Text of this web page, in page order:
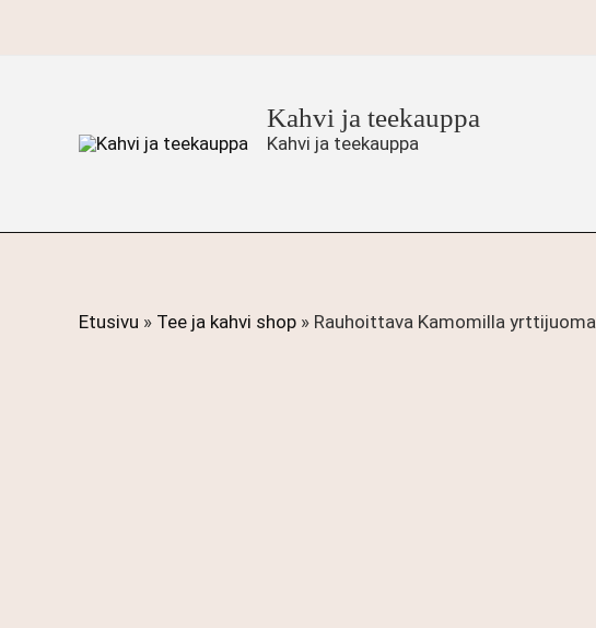
Kahvi ja teekauppa
Kahvi ja teekauppa
Etusivu » Tee ja kahvi shop » Rauhoittava Kamomilla yrttijuoma